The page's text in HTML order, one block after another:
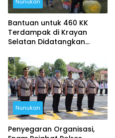
Nunukan
Bantuan untuk 460 KK
Terdampak di Krayan
Selatan Didatangkan
Nunukan
Penyegaran Organisasi,